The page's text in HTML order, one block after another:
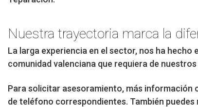
Nuestra trayectoria marca la
La larga experiencia en el sector, nos ha
comunidad valenciana que requiera de
Para solicitar asesoramiento, más información
de teléfono correspondientes. También